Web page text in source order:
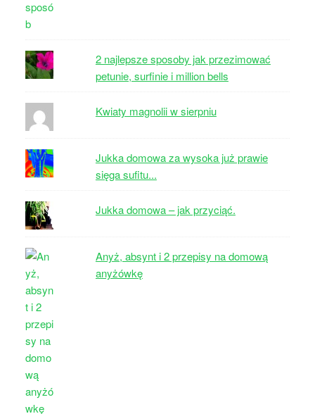
2 najlepsze sposoby jak przezimować
petunie, surfinie i million bells
Kwiaty magnolii w sierpniu
Jukka domowa za wysoka już prawie
sięga sufitu...
Jukka domowa – jak przyciąć.
Anyż, absynt i 2 przepisy na domową
anyżówkę